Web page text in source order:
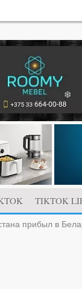
TIKTOK
прибыл в